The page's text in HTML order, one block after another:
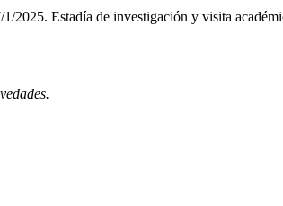
1/2025. Estadía de investigación y visita